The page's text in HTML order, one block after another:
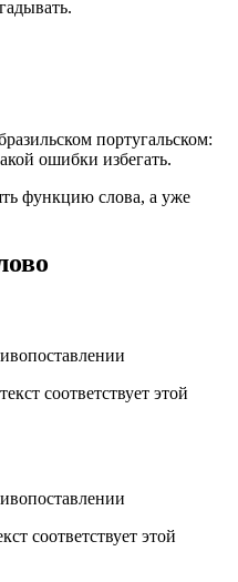
португальском:
ошибки избегать.
функцию слова, а уже
соответствует этой
соответствует этой